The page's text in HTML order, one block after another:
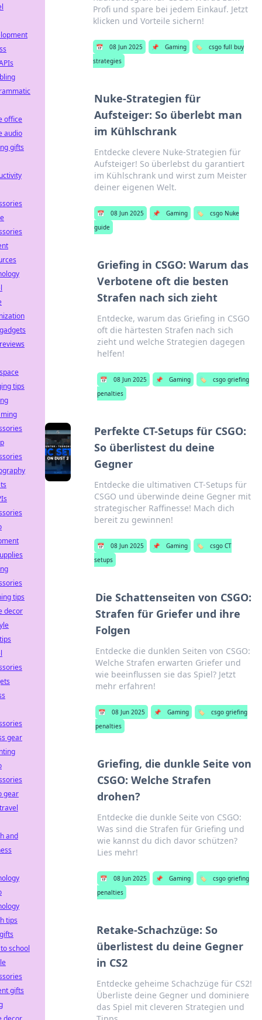
Profi und spare bei jedem Einkauf. Jetzt
klicken und Vorteile sichern!
📅 08 Jun 2025 📌 Gaming 🏷️
csgo full buy
strategies
Nuke-Strategien für
Aufsteiger: So überlebt man
im Kühlschrank
Entdecke clevere Nuke-Strategien für
Aufsteiger! So überlebst du garantiert
im Kühlschrank und wirst zum Meister
deiner eigenen Welt.
📅 08 Jun 2025 📌 Gaming 🏷️
csgo Nuke
guide
Griefing in CSGO: Warum das
Verbotene oft die besten
Strafen nach sich zieht
Entdecke, warum das Griefing in CSGO
oft die härtesten Strafen nach sich
zieht und welche Strategien dagegen
helfen!
📅 08 Jun 2025 📌 Gaming 🏷️
csgo griefing
penalties
Perfekte CT-Setups für CSGO:
So überlistest du deine
Gegner
Entdecke die ultimativen CT-Setups für
CSGO und überwinde deine Gegner mit
strategischer Raffinesse! Mach dich
bereit zu gewinnen!
📅 08 Jun 2025 📌 Gaming 🏷️
csgo CT
setups
Die Schattenseiten von CSGO:
Strafen für Griefer und ihre
Folgen
Entdecke die dunklen Seiten von CSGO:
Welche Strafen erwarten Griefer und
wie beeinflussen sie das Spiel? Jetzt
mehr erfahren!
📅 08 Jun 2025 📌 Gaming 🏷️
csgo griefing
penalties
Griefing, die dunkle Seite von
CSGO: Welche Strafen
drohen?
Entdecke die dunkle Seite von CSGO:
Was sind die Strafen für Griefing und
wie kannst du dich davor schützen?
Lies mehr!
📅 08 Jun 2025 📌 Gaming 🏷️
csgo griefing
penalties
Retake-Schachzüge: So
überlistest du deine Gegner
in CS2
Entdecke geheime Schachzüge für CS2!
Überliste deine Gegner und dominiere
das Spiel mit cleveren Strategien und
office
audio
gifts
tips
tips
decor
gear
gear
and
tips
school
gifts